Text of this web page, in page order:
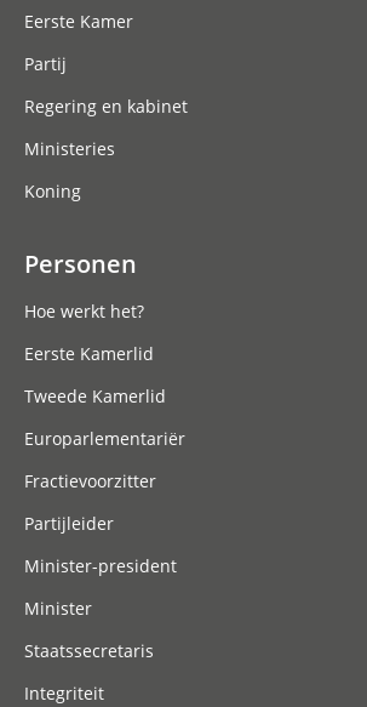
Eerste Kamer
Partij
Regering en kabinet
Ministeries
Koning
Personen
Hoe werkt het?
Eerste Kamerlid
Tweede Kamerlid
Europarlementariër
Fractievoorzitter
Partijleider
Minister-president
Minister
Staatssecretaris
Integriteit